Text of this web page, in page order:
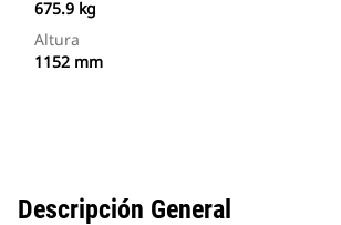
675.9 kg
Altura
1152 mm
Descripción General